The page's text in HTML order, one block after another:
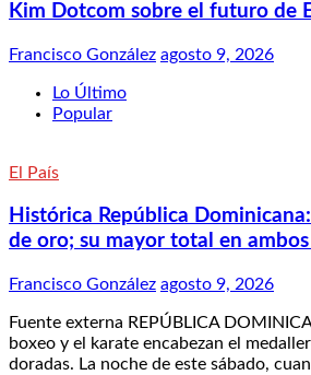
Kim Dotcom sobre el futuro de
Francisco González agosto 9, 2026
Lo Último
Popular
El País
Histórica República
de oro; su mayor total en ambos
Francisco González agosto 9, 2026
Fuente externa REPÚBLICA
boxeo y el karate encabezan el
doradas. La noche de este sábado,